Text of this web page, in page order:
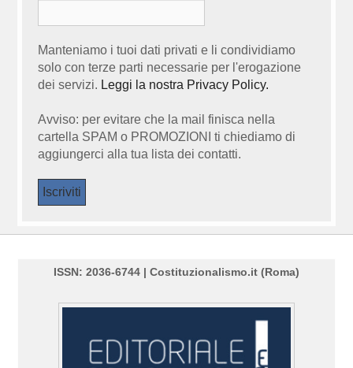
Manteniamo i tuoi dati privati e li condividiamo
solo con terze parti necessarie per l'erogazione
dei servizi. Leggi la nostra Privacy Policy.
Avviso: per evitare che la mail finisca nella
cartella SPAM o PROMOZIONI ti chiediamo di
aggiungerci alla tua lista dei contatti.
ISSN: 2036-6744 | Costituzionalismo.it (Roma)